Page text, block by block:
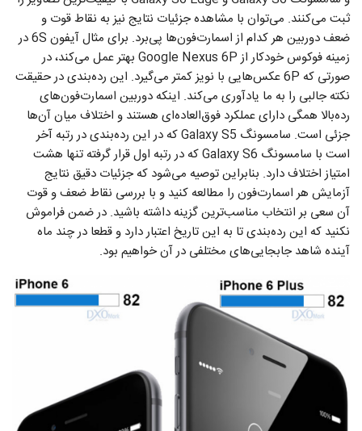
ثبت می‌کنند. می‌توان با مشاهده جزئیات نتایج نیز به نقاط قوت و
ضعف دوربین هر کدام از اسمارت‌فون‌ها پی‌برد. برای مثال آیفون 6S در
زمینه فوکوس خودکار از Google Nexus 6P بهتر عمل می‌کند، در
صورتی که 6P عکس‌هایی با نویز کمتر می‌گیرد. این رده‌بندی در حقیقت
نکته جالبی را به ما یاد‌آوری می‌کند. اینکه دوربین اسمارت‌فون‌های
رده‌بالا همگی دارای عملکرد فوق‌العاده‌ای هستند و اختلاف میان آن‌ها
جزئی است. سامسونگ Galaxy S5 که در این رده‌بندی در رتبه آخر
است با سامسونگ Galaxy S6 که در رتبه اول قرار گرفته تنها هشت
امتیاز اختلاف دارد. بنابراین توصیه می‌‌شود که جزئیات دقیق نتایج
آزمایش هر اسمارت‌فون را مطالعه کنید و با بررسی نقاط ضعف و قوت
آن سعی بر انتخاب مناسب‌ترین گزینه داشته باشید. در ضمن فراموش
نکنید که این رده‌بندی تا به این تاریخ اعتبار دارد و قطعا در چند ماه
آینده شاهد جابجایی‌های مختلفی در آن خواهیم بود.